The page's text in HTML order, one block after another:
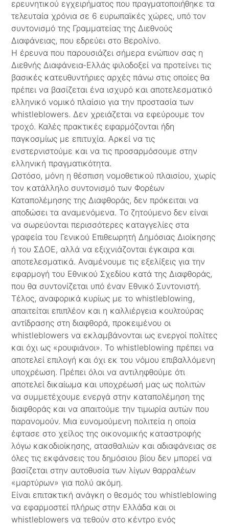
ερευνητικού εγχειρήματος που πραγματοποιήθηκε τα
τελευταία χρόνια σε 6 ευρωπαϊκές χώρες, υπό τον
συντονισμό της Γραμματείας της Διεθνούς
Διαφάνειας, που εδρεύει στο Βερολίνο.
Η έρευνα που παρουσιάζει σήμερα ενώπιον σας η
Διεθνής Διαφάνεια-Ελλάς φιλοδοξεί να προτείνει τις
βασικές κατευθυντήριες αρχές πάνω στις οποίες θα
πρέπει να βασίζεται ένα ισχυρό και αποτελεσματικό
ελληνικό νομικό πλαίσιο για την προστασία των
whistleblowers. Δεν χρειάζεται να εφεύρουμε τον
τροχό. Καλές πρακτικές εφαρμόζονται ήδη
παγκοσμίως με επιτυχία. Αρκεί να τις
ενστερνιστούμε και να τις προσαρμόσουμε στην
ελληνική πραγματικότητα.
Ωστόσο, μόνη η θέσπιση νομοθετικού πλαισίου, χωρίς
τον κατάλληλο συντονισμό των Φορέων
Καταπολέμησης της Διαφθοράς, δεν πρόκειται να
αποδώσει τα αναμενόμενα. Το ζητούμενο δεν είναι
να σωρεύονται περισσότερες καταγγελίες στα
γραφεία του Γενικού Επιθεωρητή Δημόσιας Διοίκησης
ή του ΣΔΟΕ, αλλά να εξιχνιάζονται έγκαιρα και
αποτελεσματικά. Αναμένουμε τις εξελίξεις για την
εφαρμογή του Εθνικού Σχεδίου κατά της Διαφθοράς,
που θα συντονίζεται υπό έναν Εθνικό Συντονιστή.
Τέλος, αναφορικά κυρίως με το whistleblowing,
απαιτείται επιπλέον και η καλλιέργεια κουλτούρας
αντίδρασης στη διαφθορά, προκειμένου οι
whistleblowers να εκλαμβάνονται ως ενεργοί πολίτες
και όχι ως «ρουφιάνοι». Το whistleblowing πρέπει να
αποτελεί επιλογή και όχι εκ του νόμου επιβαλλόμενη
υποχρέωση. Πρέπει όλοι να αντιληφθούμε ότι
αποτελεί δικαίωμα και υποχρέωσή μας ως πολιτών
να συμμετέχουμε ενεργά στην καταπολέμηση της
διαφθοράς και να απαιτούμε την τιμωρία αυτών που
παρανομούν. Μια ευνομούμενη πολιτεία η οποία
έφτασε στο χείλος της οικονομικής καταστροφής
λόγω κακοδιοίκησης, ατασθαλιών και αδιαφάνειας σε
όλες τις εκφάνσεις του δημόσιου βίου δεν μπορεί να
βασίζεται στην αυτοθυσία των λίγων θαρραλέων
«μαρτύρων» για πολύ ακόμη.
Είναι επιτακτική ανάγκη ο θεσμός του whistleblowing
να εφαρμοστεί πλήρως στην Ελλάδα και οι
whistleblowers να τεθούν στο κέντρο ενός